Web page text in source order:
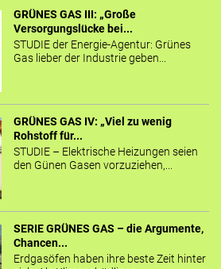
GRÜNES GAS III: „Große
Versorgungslücke bei...
STUDIE der Energie-Agentur: Grünes
Gas lieber der Industrie geben...
GRÜNES GAS IV: „Viel zu wenig
Rohstoff für...
STUDIE – Elektrische Heizungen seien
den Günen Gasen vorzuziehen,...
SERIE GRÜNES GAS – die Argumente,
Chancen...
Erdgasöfen haben ihre beste Zeit hinter